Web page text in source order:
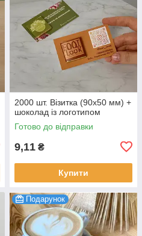
2000 шт. Візитка (90х50 мм) +
шоколад із логотипом
Готово до відправки
9,11 ₴
Купити
Подарунок